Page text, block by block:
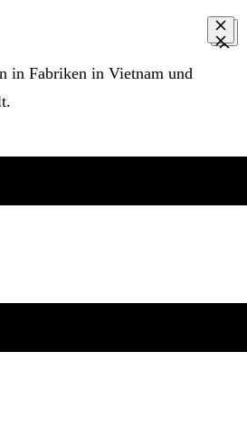
in Fabriken in Vietnam und